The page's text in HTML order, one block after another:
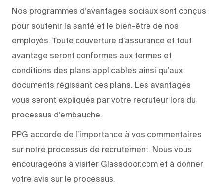
Nos programmes d’avantages sociaux sont conçus
pour soutenir la santé et le bien-être de nos
employés. Toute couverture d’assurance et tout
avantage seront conformes aux termes et
conditions des plans applicables ainsi qu’aux
documents régissant ces plans. Les avantages
vous seront expliqués par votre recruteur lors du
processus d’embauche.
PPG accorde de l’importance à vos commentaires
sur notre processus de recrutement. Nous vous
encourageons à visiter Glassdoor.com et à donner
votre avis sur le processus.